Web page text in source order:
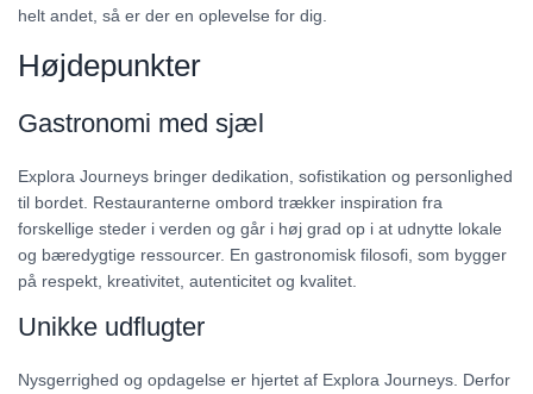
helt andet, så er der en oplevelse for dig.
Højdepunkter
Gastronomi med sjæl
Explora Journeys bringer dedikation, sofistikation og personlighed
til bordet. Restauranterne ombord trækker inspiration fra
forskellige steder i verden og går i høj grad op i at udnytte lokale
og bæredygtige ressourcer. En gastronomisk filosofi, som bygger
på respekt, kreativitet, autenticitet og kvalitet.
Unikke udflugter
Nysgerrighed og opdagelse er hjertet af Explora Journeys. Derfor